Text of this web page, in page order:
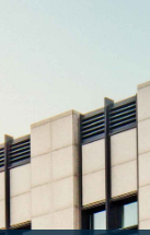
加快落地
域风险化解
经济形势和经济工
松的货币政策